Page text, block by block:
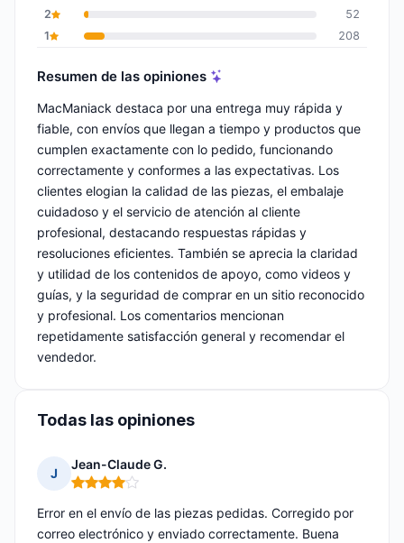
2
52
1
208
Resumen de las opiniones
MacManiack destaca por una entrega muy rápida y
fiable, con envíos que llegan a tiempo y productos que
cumplen exactamente con lo pedido, funcionando
correctamente y conformes a las expectativas. Los
clientes elogian la calidad de las piezas, el embalaje
cuidadoso y el servicio de atención al cliente
profesional, destacando respuestas rápidas y
resoluciones eficientes. También se aprecia la claridad
y utilidad de los contenidos de apoyo, como videos y
guías, y la seguridad de comprar en un sitio reconocido
y profesional. Los comentarios mencionan
repetidamente satisfacción general y recomendar el
vendedor.
Todas las opiniones
J
Jean-Claude G.
Nota: 4 de 5
Error en el envío de las piezas pedidas. Corregido por
correo electrónico y enviado correctamente. Buena